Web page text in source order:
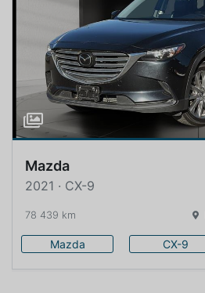
Mazda
2021 · CX-9
78 439 km
Mazda CX-9